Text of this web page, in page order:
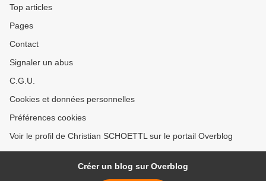
Top articles
Pages
Contact
Signaler un abus
C.G.U.
Cookies et données personnelles
Préférences cookies
Voir le profil de Christian SCHOETTL sur le portail Overblog
Créer un blog sur Overblog